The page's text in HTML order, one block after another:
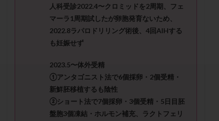
人科受診2022.4〜クロミッドを2周期、フェ
マーラ1周期試したが卵胞発育ないため、
2022.8ラパロドリリング術後、4回AIHする
も妊娠せず
2023.5〜体外受精
①アンタゴニスト法で6個採卵・2個受精・
新鮮胚移植するも陰性
②ショート法で7個採卵・3個受精・5日目胚
盤胞3個凍結・ホルモン補充、ラクトフェリ
セカンドオピニオン
セックスレス
ダイエット
タクロリムス
チョコレート嚢胞
ビタミンC
ビタミンD
フェマーラ
フォリスチム
ブセレリン点鼻薬
ブライダルチェック
フラグメント
プラセンタ